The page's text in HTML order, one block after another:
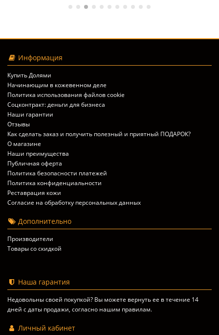
Информация
Купить Долями
Начинающим в кожевенном деле
Политика использования файлов cookie
Соцконтракт: деньги для бизнеса
Наши гарантии
Отзывы
Как сделать заказ и получить полезный и приятный ПОДАРОК?
О магазине
Наши преимущества
Публичная оферта
Политика безопасности платежей
Политика конфиденциальности
Реставрация кожи
Согласие на обработку персональных данных
Дополнительно
Производители
Товары со скидкой
Наша гарантия
Недовольны своей покупкой? Вы можете вернуть ее в течение 14
дней с даты продажи, согласно нашим правилам.
Личный кабинет